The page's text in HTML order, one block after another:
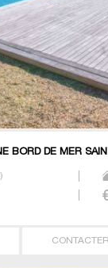
BORD DE MER
)